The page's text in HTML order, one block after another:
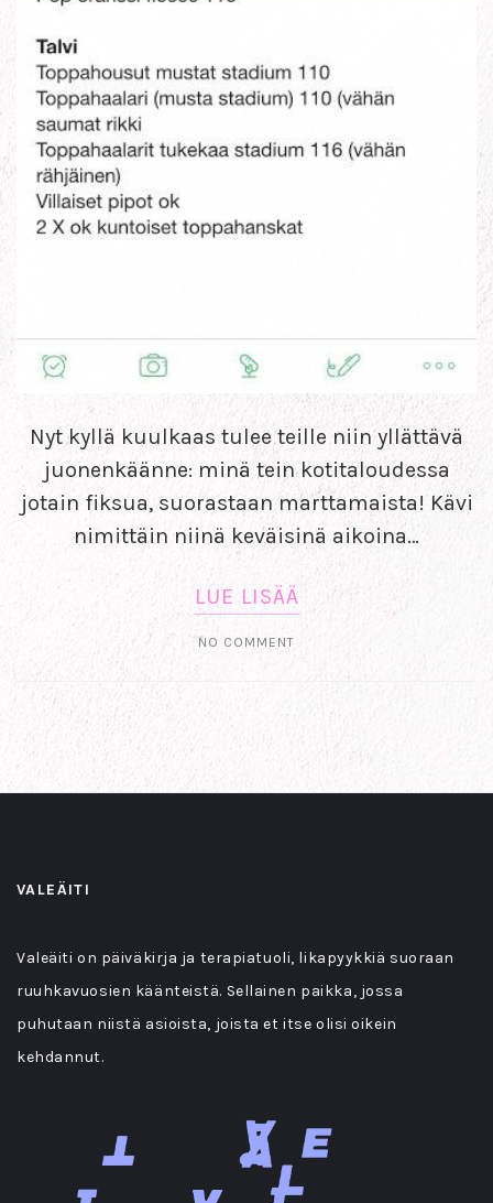
Nyt kyllä kuulkaas tulee teille niin yllättävä
juonenkäänne: minä tein kotitaloudessa
jotain fiksua, suorastaan marttamaista! Kävi
nimittäin niinä keväisinä aikoina…
LUE LISÄÄ
NO COMMENT
VALEÄITI
Valeäiti on päiväkirja ja terapiatuoli, likapyykkiä suoraan
ruuhkavuosien käänteistä. Sellainen paikka, jossa
puhutaan niistä asioista, joista et itse olisi oikein
kehdannut.